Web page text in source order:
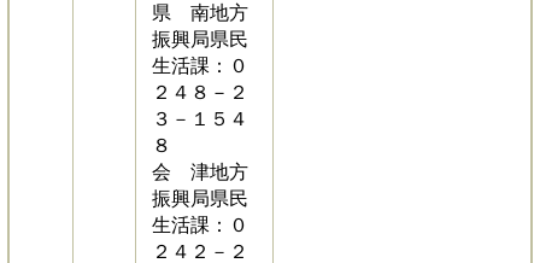
県 南地方
振興局県民
生活課：０
２４８－２
３－１５４
８
会 津地方
振興局県民
生活課：０
２４２－２